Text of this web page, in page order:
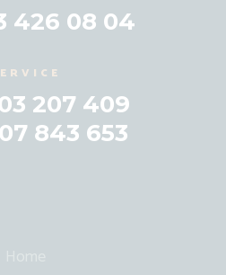
426 08 04
207 409
843 653